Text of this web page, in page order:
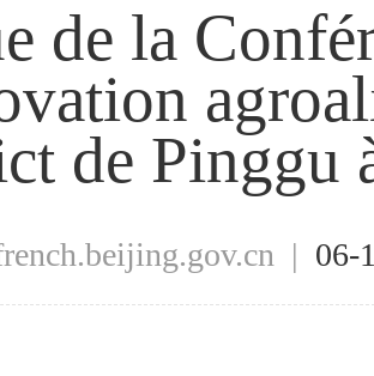
de la
de Pinggu
| 06-